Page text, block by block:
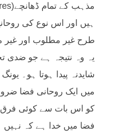
ہیں اور اس نوع کی
طرح غیر مطلوب اور غیر
یہ وہ نتیجہ ہے جو ضدی
شایدنہ پیدا ہوتا ہو۔
میں ایک روحانی فضا
کو اس بات سے کوئی فرق
فضا میں خدا ہے کہ